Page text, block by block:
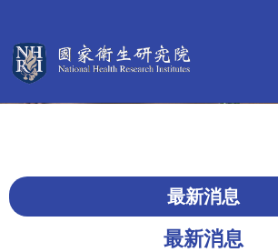
最新消息
最新消息